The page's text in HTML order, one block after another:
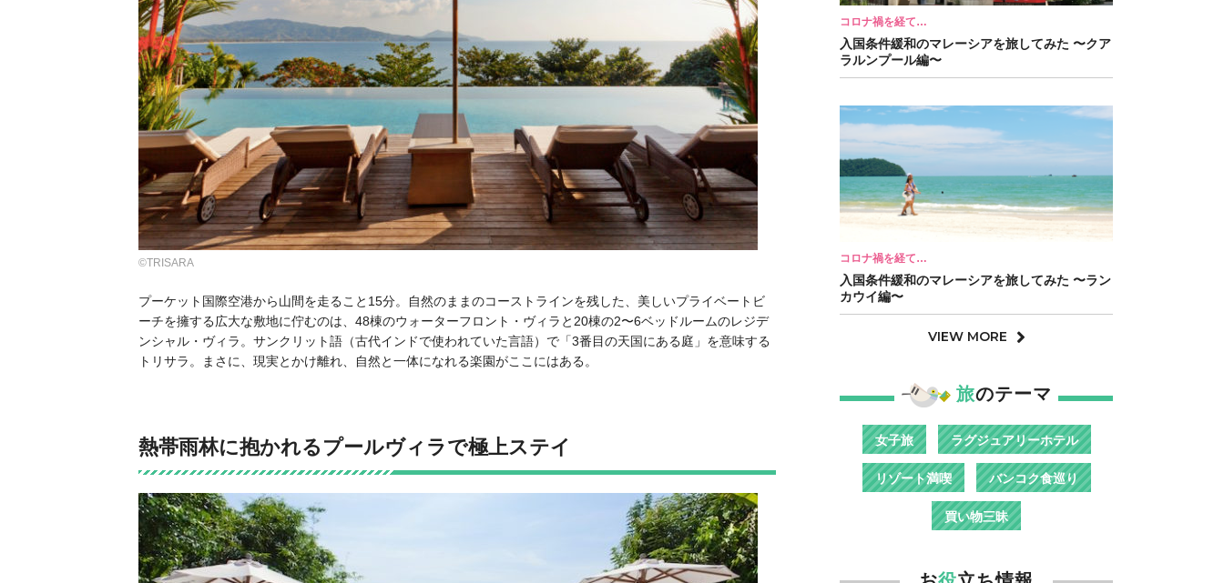
©TRISARA
プーケット国際空港から山間を走ること15分。自然のままのコーストラインを残した、美しいプライベートビ
ーチを擁する広大な敷地に佇むのは、48棟のウォーターフロント・ヴィラと20棟の2〜6ベッドルームのレジデ
ンシャル・ヴィラ。サンクリット語（古代インドで使われていた言語）で「3番目の天国にある庭」を意味する
トリサラ。まさに、現実とかけ離れ、自然と一体になれる楽園がここにはある。
熱帯雨林に抱かれるプールヴィラで極上ステイ
コロナ禍を経て…
入国条件緩和のマレーシアを旅してみた 〜クア
ラルンプール編〜
コロナ禍を経て…
入国条件緩和のマレーシアを旅してみた 〜ラン
カウイ編〜
VIEW MORE
旅のテーマ
女子旅 ラグジュアリーホテル
リゾート満喫 バンコク食巡り
買い物三昧